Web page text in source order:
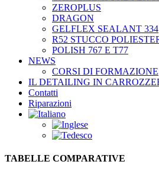
ZEROPLUS
DRAGON
GELFLEX SEALANT 334
R52 STUCCO
POLISH 767 E T77
NEWS
CORSI DI FORMAZIONE
IL DETAILING IN
Contatti
Riparazioni
TABELLE COMPARATIVE